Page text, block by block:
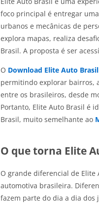
foco principal é entregar
urbanos e mecânicas de
explora mapas, realiza
Brasil. A proposta é ser
O Download Elite Auto Brasil
permitindo explorar bairros,
entre os brasileiros, desde
Portanto, Elite Auto Brasil é
Brasil, muito semelhante ao
O que torna Elite
O grande diferencial de Elite
automotiva brasileira.
fazem parte do dia a dia dos